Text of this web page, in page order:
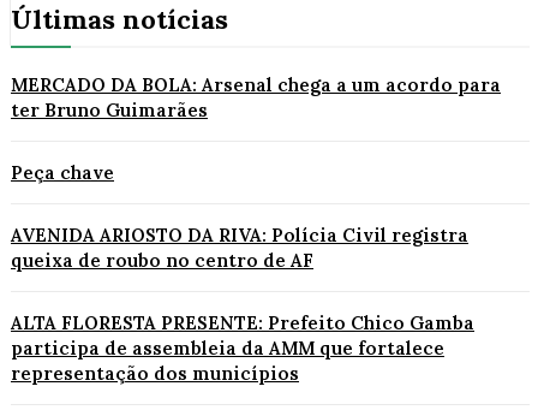
Últimas notícias
MERCADO DA BOLA: Arsenal chega a um acordo para
ter Bruno Guimarães
Peça chave
AVENIDA ARIOSTO DA RIVA: Polícia Civil registra
queixa de roubo no centro de AF
ALTA FLORESTA PRESENTE: Prefeito Chico Gamba
participa de assembleia da AMM que fortalece
representação dos municípios